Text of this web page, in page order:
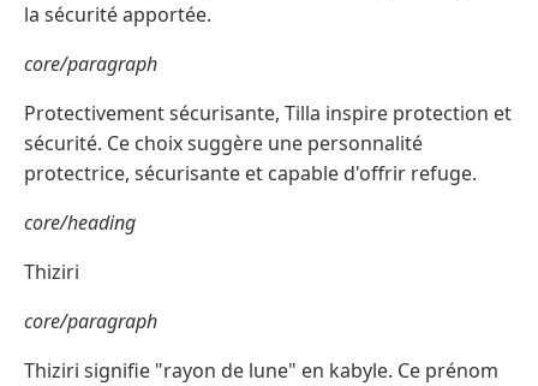
la sécurité apportée.
core/paragraph
Protectivement sécurisante, Tilla inspire protection et
sécurité. Ce choix suggère une personnalité
protectrice, sécurisante et capable d'offrir refuge.
core/heading
Thiziri
core/paragraph
Thiziri signifie "rayon de lune" en kabyle. Ce prénom